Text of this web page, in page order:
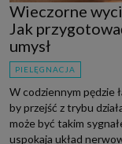
Wieczorne
Jak
umysł
PIELĘGNACJA
W codziennym pędzie
by przejść z trybu
może być takim
uspokaja układ